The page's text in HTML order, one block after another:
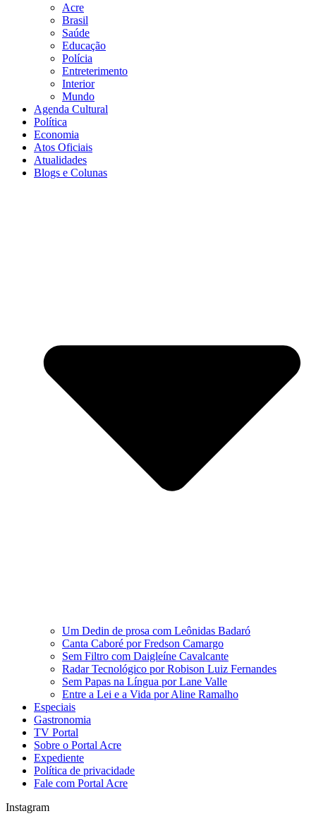
Acre
Brasil
Saúde
Educação
Polícia
Entreterimento
Interior
Mundo
Agenda Cultural
Política
Economia
Atos Oficiais
Atualidades
Blogs e Colunas
Um Dedin de prosa com Leônidas Badaró
Canta Caboré por Fredson Camargo
Sem Filtro com Daigleíne Cavalcante
Radar Tecnológico por Robison Luiz Fernandes
Sem Papas na Língua por Lane Valle
Entre a Lei e a Vida por Aline Ramalho
Especiais
Gastronomia
TV Portal
Sobre o Portal Acre
Expediente
Política de privacidade
Fale com Portal Acre
Instagram